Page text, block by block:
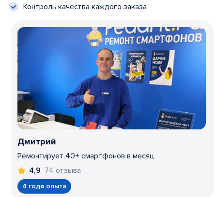
Контроль качества каждого заказа
Дмитрий
Ремонтирует 40+ смартфонов в месяц
4,9 74 отзыва
4 года опыта